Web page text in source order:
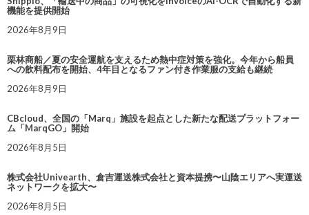
機能を提供開始
2026年8月9日
栗林商船／夏の安全運航を支えるため熱中症対策を強化。今年から船員
への飲料配布を開始、4年目となるファン付き作業服の支給も継続
2026年8月9日
CBcloud、全国の「Marq」施設を起点とした新たな配送プラットフォー
ム「MarqGO」開始
2026年8月5日
株式会社Univearth、倉吉運送株式会社と資本提携〜山陰エリアへ実運送
ネットワークを拡大〜
2026年8月5日